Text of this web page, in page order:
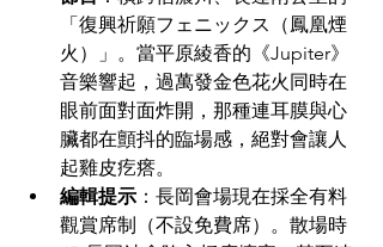
「復興祈願フェニックス（鳳凰煙
火）」。當平原綾香的《Jupiter》
音樂響起，過萬發金色花火同時在
眼前面對面炸開，那種連耳膜與心
臟都在顫抖的臨場感，絕對會讓人
起雞皮疙瘩。
編輯提示 ：長岡會場現在採全有料
觀賞席制（不設免費席）。散場時